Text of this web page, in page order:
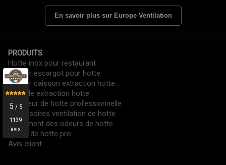
En savoir plus sur Europe Ventilation
PRODUITS
Hotte inox pour restaurant
Moteur escargot pour hotte
Moteur caisson extraction hotte
Tourelle extraction hotte
Variateur de hotte professionnelle
Accessoires ventilation de hotte
Traitement des odeurs de hotte
Filtres de hotte pro
Avis client